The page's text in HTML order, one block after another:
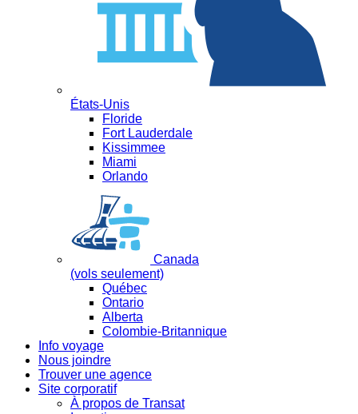
États-Unis
Floride
Fort Lauderdale
Kissimmee
Miami
Orlando
Canada
(vols seulement)
Québec
Ontario
Alberta
Colombie-Britannique
Info voyage
Nous joindre
Trouver une agence
Site corporatif
À propos de Transat